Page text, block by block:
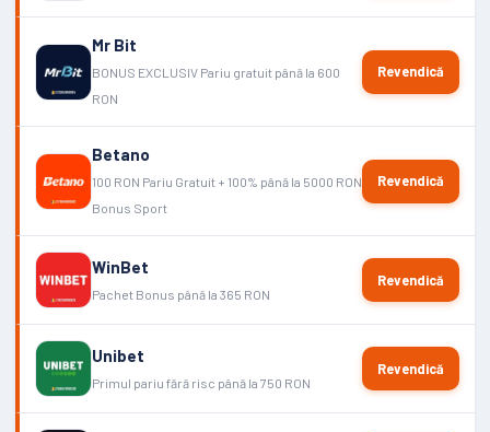
Mr Bit
BONUS EXCLUSIV Pariu gratuit până la 600
RON
Revendică
Betano
100 RON Pariu Gratuit + 100% până la 5000 RON
Bonus Sport
Revendică
WinBet
Pachet Bonus până la 365 RON
Revendică
Unibet
Primul pariu fără risc până la 750 RON
Revendică